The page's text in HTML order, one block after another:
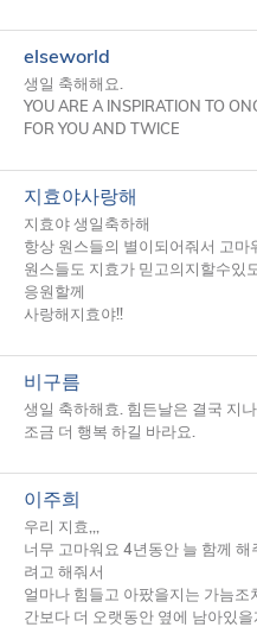
elseworld
생일 축해해요.
YOUARE A INSPIRATION TO
FORYOUAND TWICE
지효야사랑해
지효야 생일축하해
항상 원스들의 별이되어줘서 고마
원스들도 지효가 믿고의지할수있
응원할께
사랑해지효야!!
비구름
생일 축하해효. 힘든날은 결국 지
조금 더 행복 하길 바라요.
이주희
우리 지효,,,
너무 고마워요 4년동안 늘 함께
려고 해줘서
얼마나 힘들고 아팠을지는 가늠조
간보다 더 오랫동안 옆에 남아있을